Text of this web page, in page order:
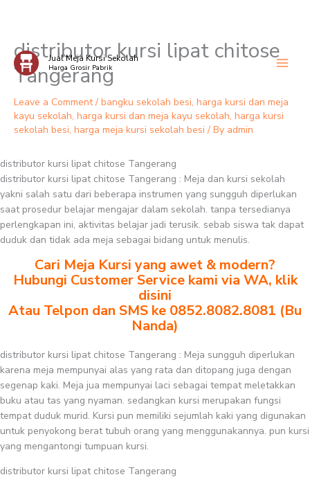
Skip
content
Jual Meja Kursi Sekolah
Harga Grosir Pabrik
distributor kursi lipat chitose
Tangerang
Leave a Comment / bangku sekolah besi, harga kursi dan meja
kayu sekolah, harga kursi dan meja kayu sekolah, harga kursi
sekolah besi, harga meja kursi sekolah besi / By admin
distributor kursi lipat chitose Tangerang
distributor kursi lipat chitose Tangerang : Meja dan kursi sekolah
yakni salah satu dari beberapa instrumen yang sungguh diperlukan
saat prosedur belajar mengajar dalam sekolah. tanpa tersedianya
perlengkapan ini, aktivitas belajar jadi terusik. sebab siswa tak dapat
duduk dan tidak ada meja sebagai bidang untuk menulis.
Cari Meja Kursi yang awet & modern?
Hubungi Customer Service kami via WA, klik
disini
Atau Telpon dan SMS ke 0852.8082.8081 (Bu
Nanda)
distributor kursi lipat chitose Tangerang : Meja sungguh diperlukan
karena meja mempunyai alas yang rata dan ditopang juga dengan
segenap kaki. Meja jua mempunyai laci sebagai tempat meletakkan
buku atau tas yang nyaman. sedangkan kursi merupakan fungsi
tempat duduk murid. Kursi pun memiliki sejumlah kaki yang digunakan
untuk penyokong berat tubuh orang yang menggunakannya. pun kursi
yang mengantongi tumpuan kursi.
distributor kursi lipat chitose Tangerang